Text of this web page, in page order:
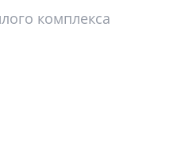
комплекса